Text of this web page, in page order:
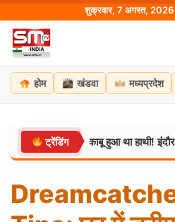
content
शुक्रवार, 7 अगस्त,
होम खंडवा मध्यप्रदेश
ट्रेंडिंग
तनाव में बेकाबू हुआ था हाथी! इंदौर पुलिस की